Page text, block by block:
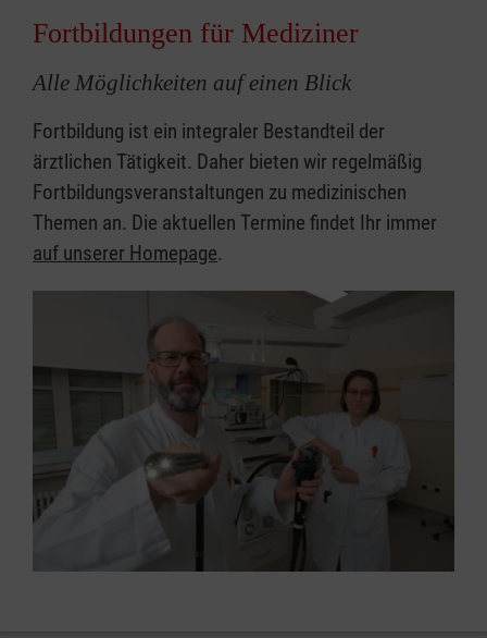
Fortbildungen für Mediziner
Alle Möglichkeiten auf einen Blick
Fortbildung ist ein integraler Bestandteil der
ärztlichen Tätigkeit. Daher bieten wir regelmäßig
Fortbildungsveranstaltungen zu medizinischen
Themen an. Die aktuellen Termine findet Ihr immer
auf unserer Homepage.